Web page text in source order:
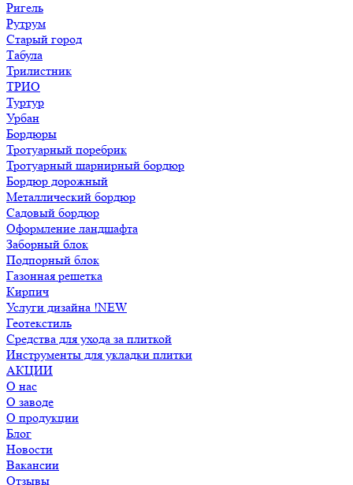
Ригель
Рутрум
Старый город
Табула
Трилистник
ТРИО
Туртур
Урбан
Бордюры
Тротуарный поребрик
Тротуарный шарнирный бордюр
Бордюр дорожный
Металлический бордюр
Садовый бордюр
Оформление ландшафта
Заборный блок
Подпорный блок
Газонная решетка
Кирпич
Услуги дизайна !NEW
Геотекстиль
Средства для ухода за плиткой
Инструменты для укладки плитки
АКЦИИ
О нас
О заводе
О продукции
Блог
Новости
Вакансии
Отзывы